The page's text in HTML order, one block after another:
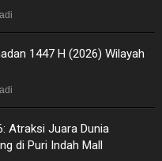
1447 H (2026) Wilayah
Atraksi Juara Dunia
di Puri Indah Mall